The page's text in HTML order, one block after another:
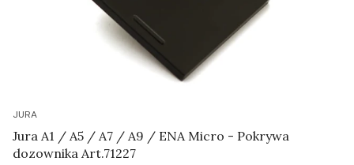
JURA
Jura A1 / A5 / A7 / A9 / ENA Micro - Pokrywa
dozownika Art.71227